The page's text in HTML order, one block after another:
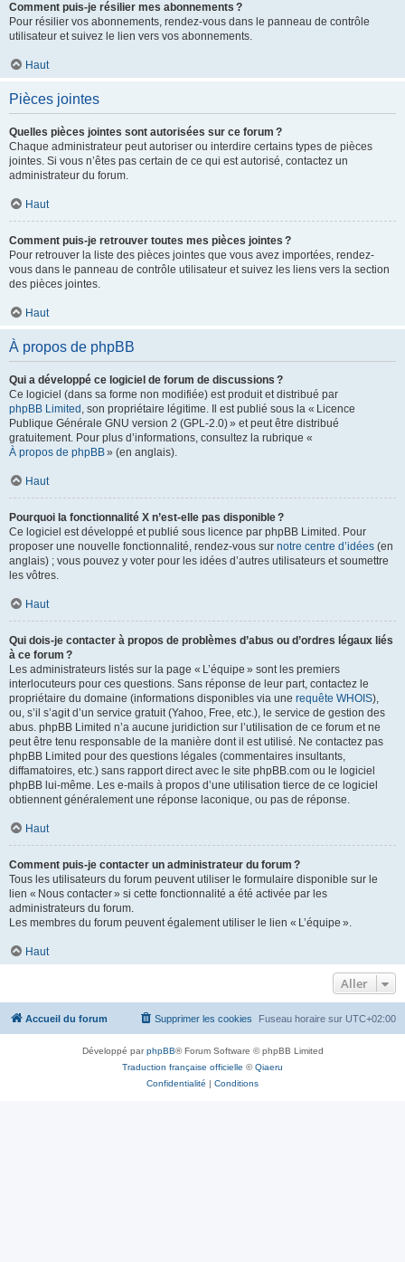
Comment puis-je résilier mes abonnements ?
Pour résilier vos abonnements, rendez-vous dans le panneau de contrôle
utilisateur et suivez le lien vers vos abonnements.
Haut
Pièces jointes
Quelles pièces jointes sont autorisées sur ce forum ?
Chaque administrateur peut autoriser ou interdire certains types de pièces
jointes. Si vous n’êtes pas certain de ce qui est autorisé, contactez un
administrateur du forum.
Haut
Comment puis-je retrouver toutes mes pièces jointes ?
Pour retrouver la liste des pièces jointes que vous avez importées, rendez-
vous dans le panneau de contrôle utilisateur et suivez les liens vers la section
des pièces jointes.
Haut
À propos de phpBB
Qui a développé ce logiciel de forum de discussions ?
Ce logiciel (dans sa forme non modifiée) est produit et distribué par
phpBB Limited , son propriétaire légitime. Il est publié sous la « Licence
Publique Générale GNU version 2 (GPL-2.0) » et peut être distribué
gratuitement. Pour plus d’informations, consultez la rubrique «
À propos de phpBB» (en anglais).
Haut
Pourquoi la fonctionnalité X n’est-elle pas disponible ?
Ce logiciel est développé et publié sous licence par phpBB Limited. Pour
proposer une nouvelle fonctionnalité, rendez-vous sur notre centre d’idées (en
anglais) ; vous pouvez y voter pour les idées d’autres utilisateurs et soumettre
les vôtres.
Haut
Qui dois-je contacter à propos de problèmes d’abus ou d’ordres légaux liés
à ce forum ?
Les administrateurs listés sur la page « L’équipe » sont les premiers
interlocuteurs pour ces questions. Sans réponse de leur part, contactez le
propriétaire du domaine (informations disponibles via une requête WHOIS),
ou, s’il s’agit d’un service gratuit (Yahoo, Free, etc.), le service de gestion des
abus. phpBB Limited n’a aucune juridiction sur l’utilisation de ce forum et ne
peut être tenu responsable de la manière dont il est utilisé. Ne contactez pas
phpBB Limited pour des questions légales (commentaires insultants,
diffamatoires, etc.) sans rapport direct avec le site phpBB.com ou le logiciel
phpBB lui-même. Les e-mails à propos d’une utilisation tierce de ce logiciel
obtiennent généralement une réponse laconique, ou pas de réponse.
Haut
Comment puis-je contacter un administrateur du forum ?
Tous les utilisateurs du forum peuvent utiliser le formulaire disponible sur le
lien « Nous contacter » si cette fonctionnalité a été activée par les
administrateurs du forum.
Les membres du forum peuvent également utiliser le lien « L’équipe ».
Haut
Aller
Accueil du forum Fuseau horaire sur UTC+02:00
Supprimer les cookies
Développé parphpBB® Forum Software © phpBB Limited
Traduction française officielle ©Qiaeru
Confidentialité
Conditions